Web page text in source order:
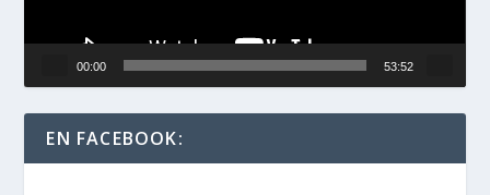
00:00 53:52
EN FACEBOOK: